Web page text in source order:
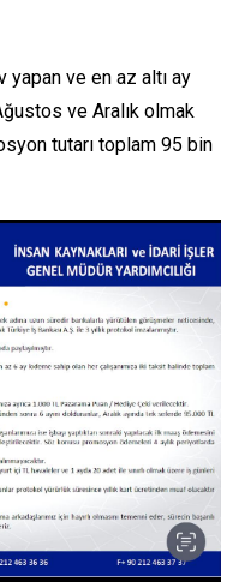
yapan ve en az altı ay
ve Aralık olmak
tutarı toplam 95 bin